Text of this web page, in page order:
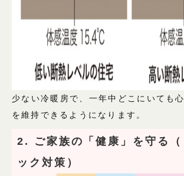
少ない冷暖房で、一年中どこにいても
を維持できるようになります。
2. ご家族の「健康」を守る（
ック対策）